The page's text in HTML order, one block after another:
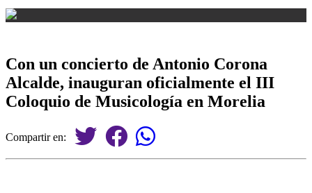
Con un concierto de Antonio Corona
Alcalde, inauguran oficialmente el III
Coloquio de Musicología en Morelia
Compartir en: